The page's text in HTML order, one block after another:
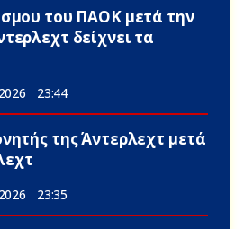
του ΠΑΟΚ μετά την
δείχνει τα
23:44
της Άντερλεχτ μετά
23:35